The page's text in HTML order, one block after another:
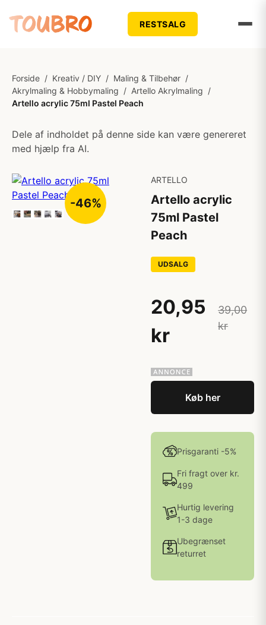
RESTSALG
Forside / Kreativ / DIY / Maling & Tilbehør /
Akrylmaling & Hobbymaling / Artello Akrylmaling /
Artello acrylic 75ml Pastel Peach
Dele af indholdet på denne side kan være genereret
med hjælp fra AI.
-46%
ARTELLO
Artello acrylic
75ml Pastel
Peach
UDSALG
20,95
kr
39,00
kr
Køb her
Prisgaranti -5%
Fri fragt over kr.
499
Hurtig levering
1-3 dage
Ubegrænset
returret